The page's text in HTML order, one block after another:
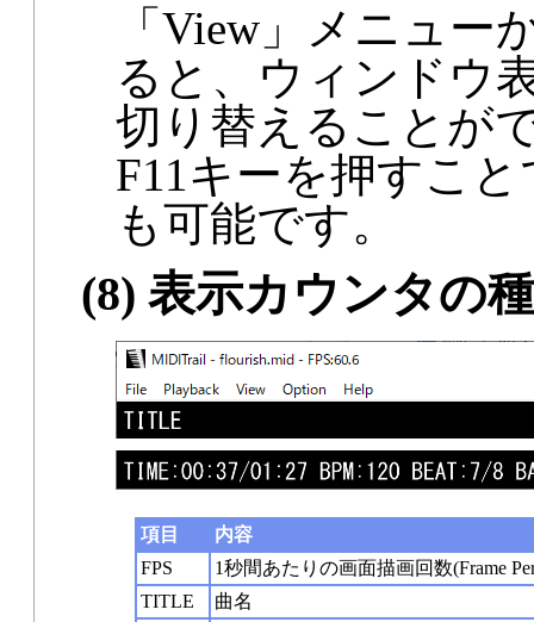
「View」メニュー
ると、ウィンドウ
切り替えることが
F11キーを押すこ
も可能です。
(8) 表示カウンタの
項目
内容
FPS
1秒間あたりの画面描画回数(Frame
TITLE
曲名